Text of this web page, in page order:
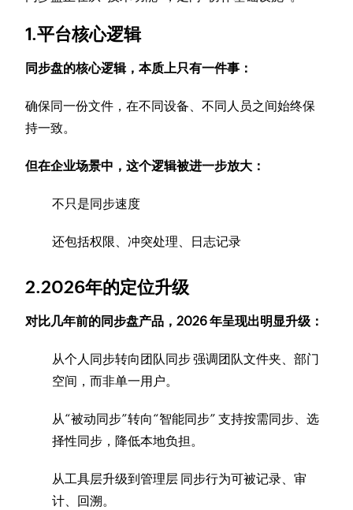
1.平台核心逻辑
同步盘的核心逻辑，本质上只有一件事：
确保同一份文件，在不同设备、不同人员之间始终保
持一致。
但在企业场景中，这个逻辑被进一步放大：
不只是同步速度
还包括权限、冲突处理、日志记录
2.2026年的定位升级
对比几年前的同步盘产品，2026 年呈现出明显升级：
从个人同步转向团队同步 强调团队文件夹、部门
空间，而非单一用户。
从“被动同步”转向“智能同步” 支持按需同步、选
择性同步，降低本地负担。
从工具层升级到管理层 同步行为可被记录、审
计、回溯。